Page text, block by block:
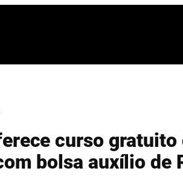
curso gratuito
bolsa auxílio de